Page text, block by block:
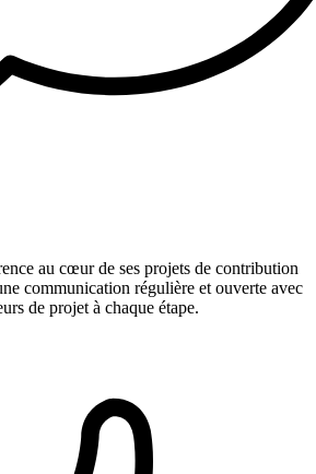
au cœur de ses projets de contribution
communication régulière et ouverte avec
de projet à chaque étape.